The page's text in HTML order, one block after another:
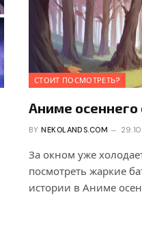
СТОИТ ПОСМОТРЕТЬ?
Аниме осеннего
BY NEKOLANDS.COM
За окном уже
посмотреть жаркие
истории в Аниме